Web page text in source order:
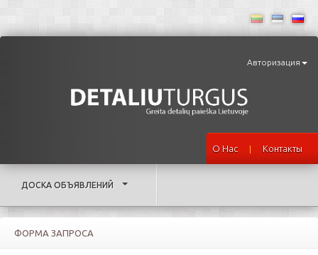
Авторизация
О Нас | Контакты
ДОСКА ОБЪЯВЛЕНИЙ
ФОРМА ЗАПРОСА